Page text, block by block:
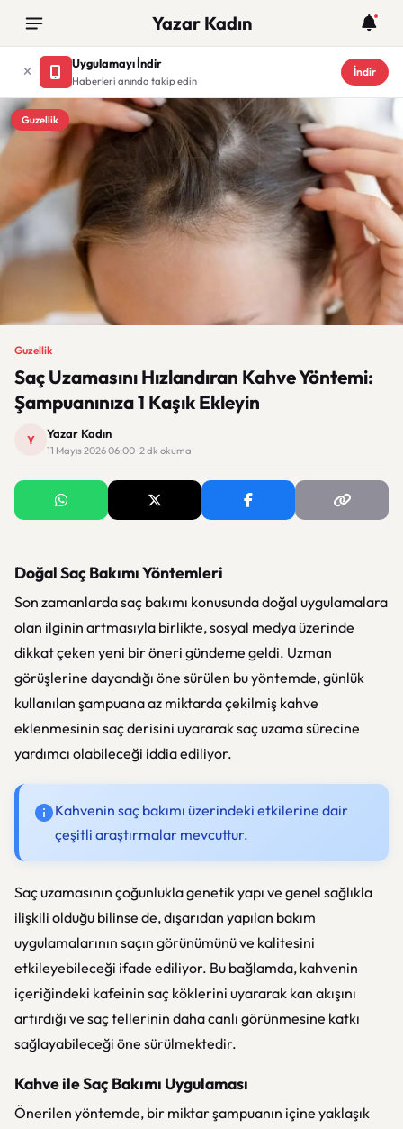
Yazar Kadın
Uygulamayı İndir
Haberleri anında takip edin
İndir
Guzellik
Guzellik
Saç Uzamasını Hızlandıran Kahve Yöntemi:
Şampuanınıza 1 Kaşık Ekleyin
Y Yazar Kadın
11 Mayıs 2026 06:00 · 2 dk okuma
Doğal Saç Bakımı Yöntemleri
Son zamanlarda saç bakımı konusunda doğal uygulamalara
olan ilginin artmasıyla birlikte, sosyal medya üzerinde
dikkat çeken yeni bir öneri gündeme geldi. Uzman
görüşlerine dayandığı öne sürülen bu yöntemde, günlük
kullanılan şampuana az miktarda çekilmiş kahve
eklenmesinin saç derisini uyararak saç uzama sürecine
yardımcı olabileceği iddia ediliyor.
Kahvenin saç bakımı üzerindeki etkilerine dair
çeşitli araştırmalar mevcuttur.
Saç uzamasının çoğunlukla genetik yapı ve genel sağlıkla
ilişkili olduğu bilinse de, dışarıdan yapılan bakım
uygulamalarının saçın görünümünü ve kalitesini
etkileyebileceği ifade ediliyor. Bu bağlamda, kahvenin
içeriğindeki kafeinin saç köklerini uyararak kan akışını
artırdığı ve saç tellerinin daha canlı görünmesine katkı
sağlayabileceği öne sürülmektedir.
Kahve ile Saç Bakımı Uygulaması
Önerilen yöntemde, bir miktar şampuanın içine yaklaşık